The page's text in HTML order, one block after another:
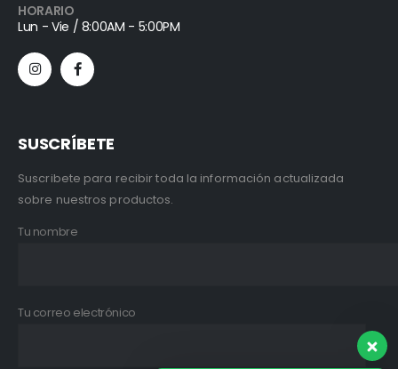
HORARIO
Lun - Vie / 8:00AM - 5:00PM
SUSCRÍBETE
Suscribete para recibir toda la información actualizada
sobre nuestros productos.
Tu nombre
Tu correo electrónico